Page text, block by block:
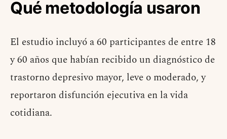
Qué metodología usaron
El estudio incluyó a 60 participantes de entre 18
y 60 años que habían recibido un diagnóstico de
trastorno depresivo mayor, leve o moderado, y
reportaron disfunción ejecutiva en la vida
cotidiana.